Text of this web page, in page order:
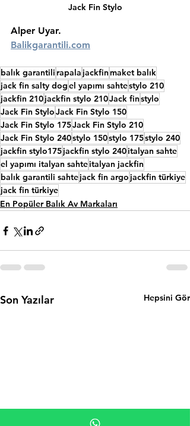
Jack Fin Stylo
Alper Uyar.
Balikgarantili.com
balık garantili rapalajackfinmaket balık
jack fin salty dogel yapımı sahtestylo 210
jackfin 210jackfin stylo 210Jack finstylo
Jack Fin StyloJack Fin Stylo 150
Jack Fin Stylo 175Jack Fin Stylo 210
Jack Fin Stylo 240stylo 150stylo 175stylo 240
jackfin stylo175jackfin stylo 240italyan sahte
el yapımı italyan sahteitalyan jackfin
balık garantili sahtejack fin argojackfin türkiye
jack fin türkiye
En Popüler Balık Av Markaları
Son Yazılar Hepsini Gör